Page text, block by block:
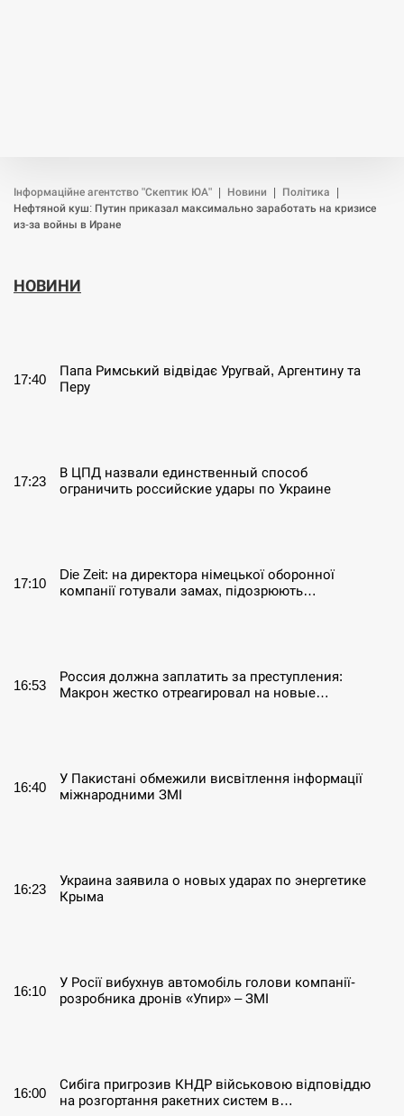
Інформаційне агентство "Скептик ЮА" Новини Політика
Нефтяной куш: Путин приказал максимально заработать на кризисе
из-за войны в Иране
НОВИНИ
17:40
Папа Римський відвідає Уругвай, Аргентину та
Перу
17:23
В ЦПД назвали единственный способ
ограничить российские удары по Украине
17:10
Die Zeit: на директора німецької оборонної
компанії готували замах, підозрюють…
16:53
Россия должна заплатить за преступления:
Макрон жестко отреагировал на новые…
16:40
У Пакистані обмежили висвітлення інформації
міжнародними ЗМІ
16:23
Украина заявила о новых ударах по энергетике
Крыма
16:10
У Росії вибухнув автомобіль голови компанії-
розробника дронів «Упир» – ЗМІ
16:00
Сибіга пригрозив КНДР військовою відповіддю
на розгортання ракетних систем в…